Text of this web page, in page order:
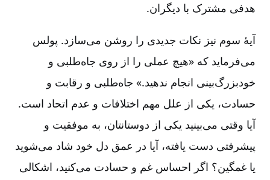
هدفی مشترک با دیگران‌.
آیۀ سوم نیز نکات جدیدی را روشن می‌سازد. پولس
می‌فرماید که «هیچ عملی را از روی جاه‌طلبی و
خودبزرگ‌بینی انجام ندهید.» جاه‌طلبی و رقابت و
حسادت‌، یکی از علل مهم اختلافات و عدم اتحاد است‌.
آیا وقتی می‌بینید یکی از دوستانتان‌، به موفقیت و
پیشرفتی دست یافته‌، آیا در عمق دل خود شاد می‌شوید
یا غمگین‌؟ اگر احساس غم و حسادت می‌کنید، اشکالی